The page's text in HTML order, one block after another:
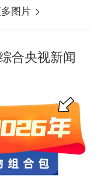
图片
合央视新闻